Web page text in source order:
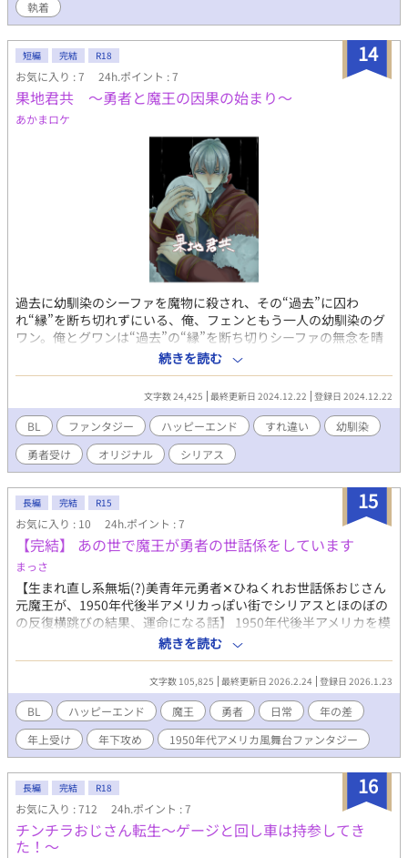
けた。 しかし前世の執着は深く根を張り、確実に迫ってきてい
た。
執着
14
短編 完結 R18
お気に入り : 7 24h.ポイント : 7
果地君共 〜勇者と魔王の因果の始まり〜
あかまロケ
過去に幼馴染のシーファを魔物に殺され、その“過去”に囚わ
れ“縁”を断ち切れずにいる、俺、フェンともう一人の幼馴染のグ
ワン。俺とグワンは“過去”の“縁”を断ち切りシーファの無念を晴
らす…と言う目的の為、魔物の王…“魔王の討伐”を心に誓い合
う。そして、【勇者】となった俺と、国随一の【魔術師】となっ
たグワンは長く過酷な旅路を経て、遂に仲間と共にこの魔王城を
のぞむ森へとやって来た。〜夜。俺とグワンは、不遇時代の幼少
期、幼馴染の死、そしてここに至るまでの過去に囚われ、お互
い、胸に秘めた想いを抱えたまま眠れぬ夜を過ごす。翌日、遂に
魔王と対峙するのだが…。美形幼馴染攻め×幼馴染勇者受け ※
少々書き直し。
続きを読む
文字数 24,425 最終更新日 2024.12.22 登録日 2024.12.22
BL ファンタジー ハッピーエンド すれ違い
幼馴染
勇者受け
オリジナル シリアス
15
長編 完結 R15
お気に入り : 10 24h.ポイント : 7
【完結】 あの世で魔王が勇者の世話係をしています
まっさ
【生まれ直し系無垢(?)美青年元勇者✕ひねくれお世話係おじさん
元魔王が、1950年代後半アメリカっぽい街でシリアスとほのぼの
の反復横跳びの結果、運命になる話】 1950年代後半アメリカを模
した街《中洲》。 彼岸と此岸の間に位置するこの街には、ゲスト
と呼ばれる来訪者がいる。 元魔王で現ゲストの世話係カキアは、
その中に己を殺した元勇者ロエを見つけた。 最初は世話係を他に
任せたがるカキアだが、ロエとの交流の中で関係性は変わってい
き…… 【補足】 小説家になろうとの同時投稿です。 !!おじさん受
け!!/イケメン✕平凡/RPG的勇者と魔王というより古代戦争的/元
勇者の頭がおかしい/元魔王が常識人枠で苦労性/イチャイチャラ
ブラブとかは最終盤までない
続きを読む
文字数 105,825 最終更新日 2026.2.24 登録日 2026.1.23
BL ハッピーエンド 魔王 勇者 日常
年の差
年上受け
年下攻め 1950年代アメリカ風舞台ファンタジー
16
長編 完結 R18
お気に入り : 712 24h.ポイント : 7
チンチラおじさん転生～ゲージと回し車は持参してき
た！～